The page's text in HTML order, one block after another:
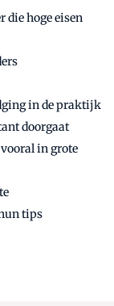
die hoge eisen
in de praktijk
doorgaat
in grote
tips